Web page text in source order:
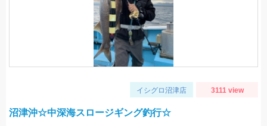
イシグロ沼津店 3111 view
沼津沖☆中深海スロージギング釣行☆